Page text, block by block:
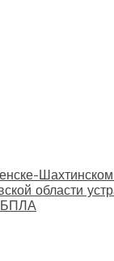
области
БПЛА